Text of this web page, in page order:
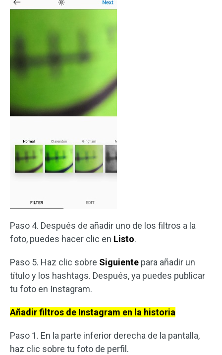
Paso 4. Después de añadir uno de los filtros a la
foto, puedes hacer clic en Listo.
Paso 5. Haz clic sobre Siguiente para añadir un
título y los hashtags. Después, ya puedes publicar
tu foto en Instagram.
Añadir filtros de Instagram en la historia
Paso 1. En la parte inferior derecha de la pantalla,
haz clic sobre tu foto de perfil.